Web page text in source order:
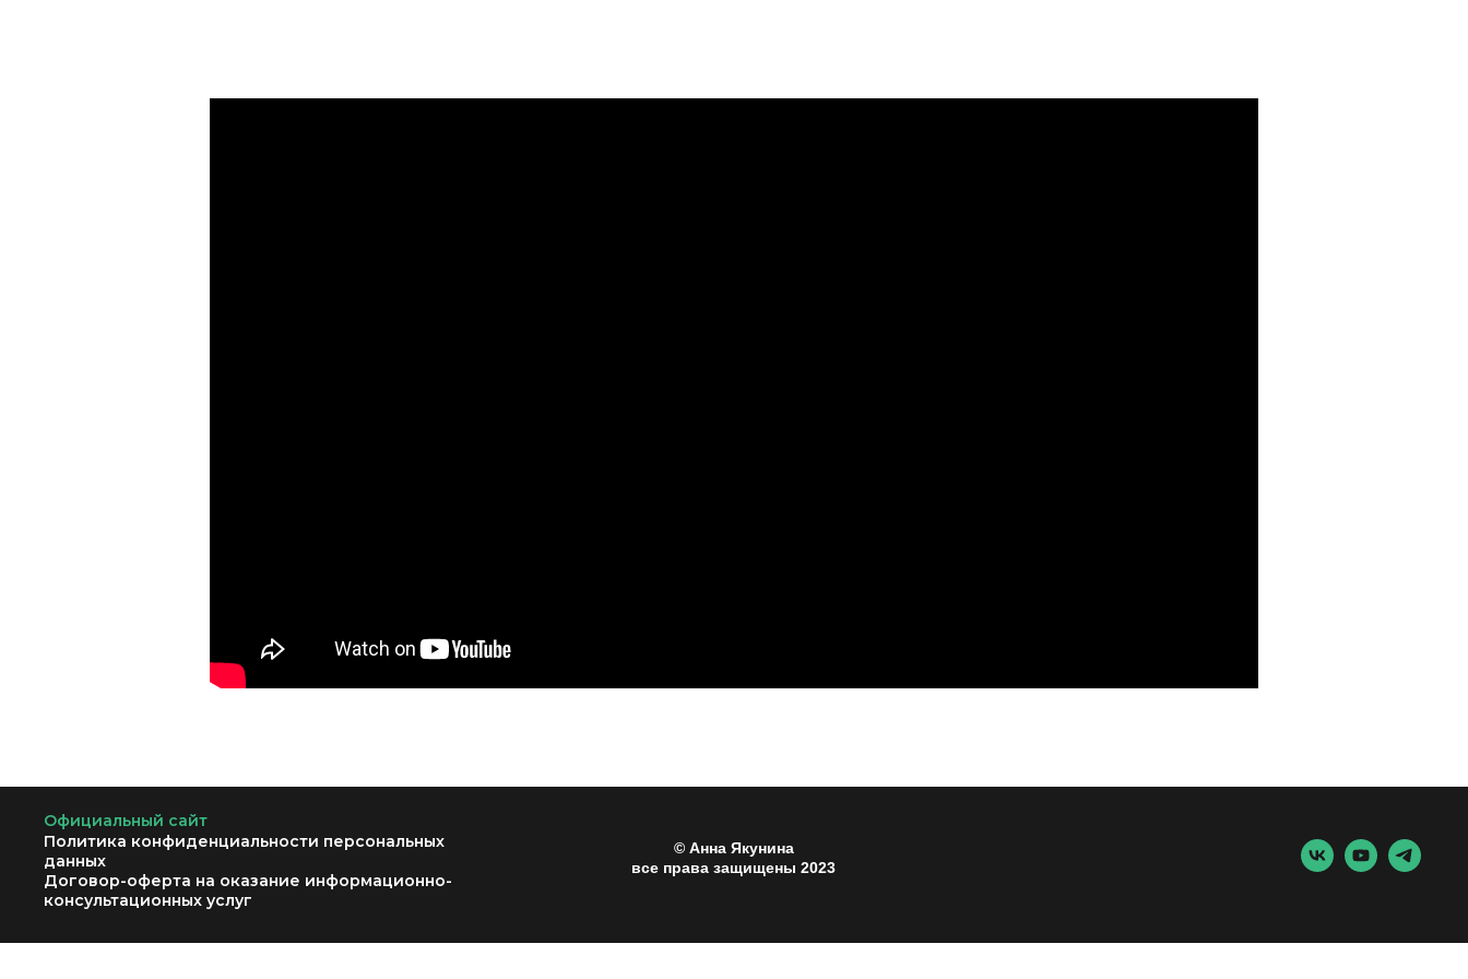
Официальный сайт
Политика конфиденциальности персональных
данных
Договор-оферта на оказание информационно-
консультационных услуг
© Анна Якунина
все права защищены 2023